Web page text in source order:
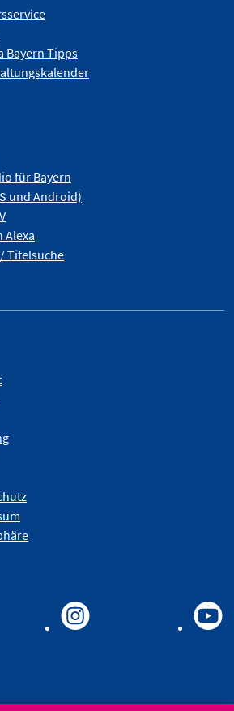
Bayern Tipps
für Bayern
und Android)
Alexa
Titelsuche